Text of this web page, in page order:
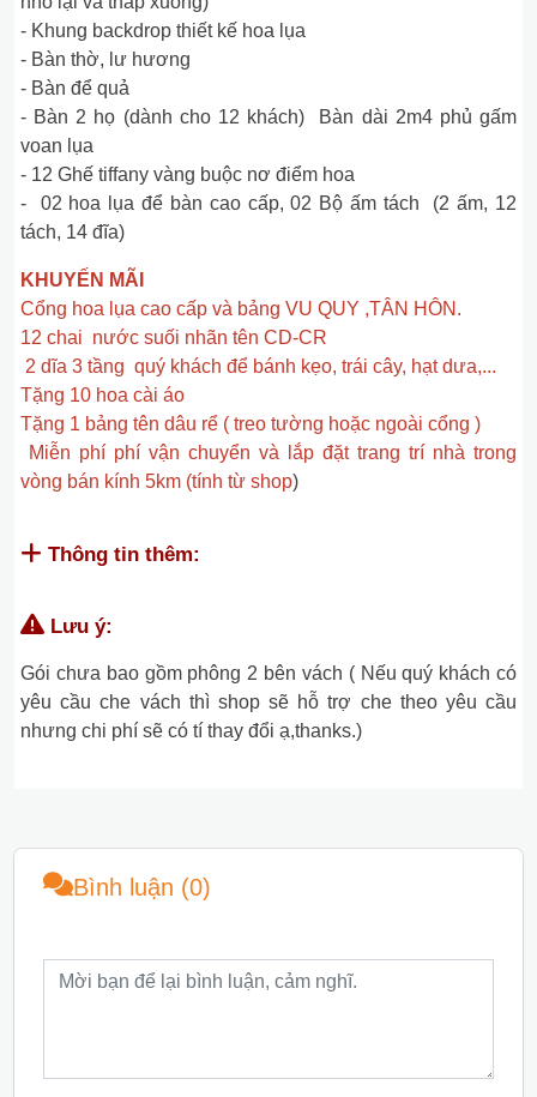
- Khung backdrop thiết kế hoa lụa
- Bàn thờ, lư hương
- Bàn để quả
- Bàn 2 họ (dành cho 12 khách) Bàn dài 2m4 phủ gấm
voan lụa
- 12 Ghế tiffany vàng buộc nơ điểm hoa
- 02 hoa lụa để bàn cao cấp, 02 Bộ ấm tách (2 ấm, 12
tách, 14 đĩa)
KHUYẾN MÃI
Cổng hoa lụa cao cấp và bảng VU QUY ,TÂN HÔN.
12 chai nước suối nhãn tên CD-CR
2 dĩa 3 tầng quý khách để bánh kẹo, trái cây, hạt dưa,...
Tặng 10 hoa cài áo
Tặng 1 bảng tên dâu rể ( treo tường hoặc ngoài cổng )
Miễn phí phí vận chuyển và lắp đặt trang trí nhà trong
vòng bán kính 5km (tính từ shop)
Thông tin thêm:
Lưu ý:
Gói chưa bao gồm phông 2 bên vách ( Nếu quý khách có
yêu cầu che vách thì shop sẽ hỗ trợ che theo yêu cầu
nhưng chi phí sẽ có tí thay đổi ạ,thanks.)
Bình luận (0)